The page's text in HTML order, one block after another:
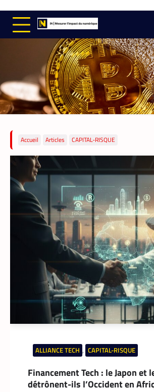
Accueil Articles CAPITAL-RISQUE
ALLIANCE TECH , CAPITAL-RISQUE
Financement Tech : le Japon et
détrônent-ils l’Occident en